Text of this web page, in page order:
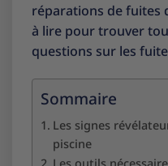
réparations de fuites
à lire pour trouver
questions sur les
Sommaire
Les signes
piscine